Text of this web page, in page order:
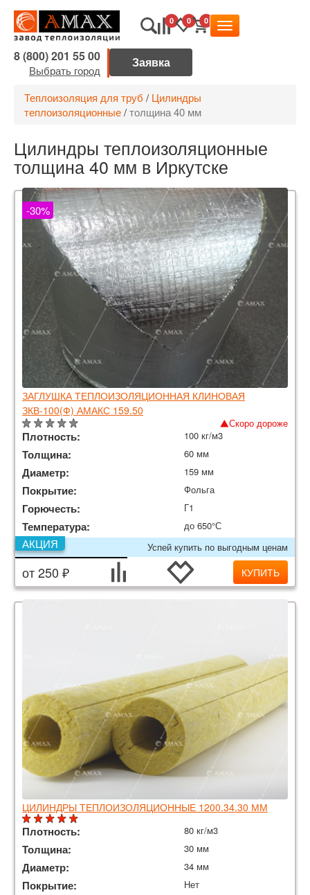
0 0 0
8 (800) 201 55 00
Выбрать город
Теплоизоляция для труб / Цилиндры
теплоизоляционные/толщина 40 мм
Цилиндры теплоизоляционные
толщина 40 мм в Иркутске
ЗАГЛУШКА ТЕПЛОИЗОЛЯЦИОННАЯ КЛИНОВАЯ
ЗКВ-100(Ф) АМАКС 159.50
-30%
Скоро дороже
Плотность: 100 кг/м3
Толщина: 60 мм
Диаметр: 159 мм
Покрытие: Фольга
Горючесть: Г1
Температура:
до 650°С
Успей купить по выгодным ценам
АКЦИЯ
от 250 ₽ КУПИТЬ
ЦИЛИНДРЫ ТЕПЛОИЗОЛЯЦИОННЫЕ 1200.34.30 ММ
Плотность: 80 кг/м3
Толщина: 30 мм
Диаметр: 34 мм
Покрытие: Нет